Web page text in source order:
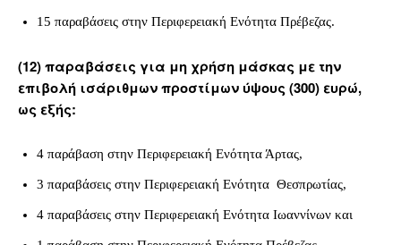
15 παραβάσεις στην Περιφερειακή Ενότητα Πρέβεζας.
(12) παραβάσεις για μη χρήση μάσκας με την
επιβολή ισάριθμων προστίμων ύψους (300) ευρώ,
ως εξής:
4 παράβαση στην Περιφερειακή Ενότητα Άρτας,
3 παραβάσεις στην Περιφερειακή Ενότητα Θεσπρωτίας,
4 παραβάσεις στην Περιφερειακή Ενότητα Ιωαννίνων και